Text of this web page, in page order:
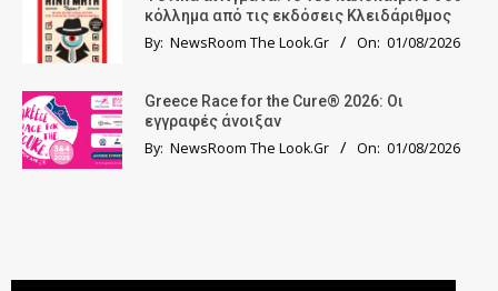
κόλλημα από τις εκδόσεις Κλειδάριθμος
By: NewsRoom The Look.Gr On: 01/08/2026
Greece Race for the Cure® 2026: Οι
εγγραφές άνοιξαν
By: NewsRoom The Look.Gr On: 01/08/2026